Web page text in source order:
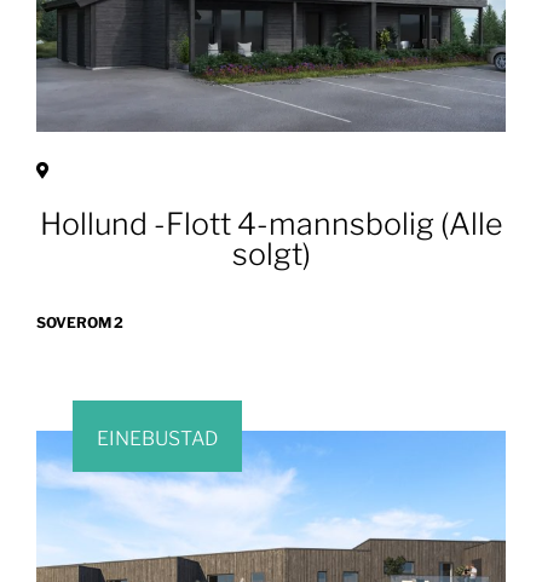
Hollund -Flott 4-mannsbolig (Alle
solgt)
SOVEROM 2
EINEBUSTAD